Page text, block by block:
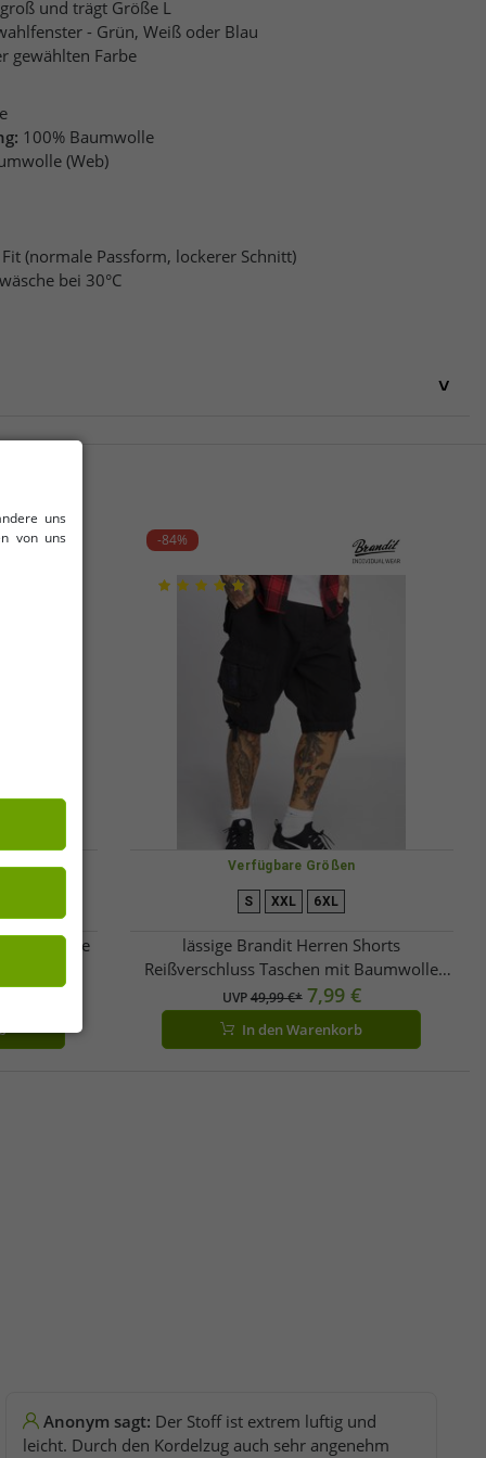
und trägt Größe L
- Grün, Weiß oder Blau
gewählten Farbe
100% Baumwolle
(Web)
Fit (normale Passform, lockerer Schnitt)
bei 30°C
Vintage
00007
-84%
Verfügbare Größen
S XXL 6XL
lässige Brandit Herren Shorts
Reißverschluss Taschen mit Baumwolle
Schwarz
UVP49,99 €* 7,99 €
In den Warenkorb
Anonym sagt: Der Stoff ist extrem luftig und
leicht. Durch den Kordelzug auch sehr angenehm
uns
von uns